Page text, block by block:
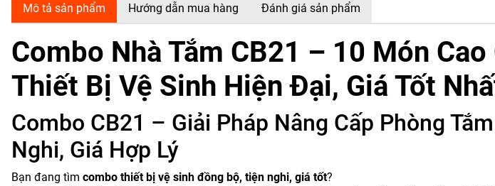
Mô tả sản phẩm Hướng dẫn mua hàng Đánh giá sản phẩm
Combo Nhà Tắm CB21 – 10 Món Cao
Thiết Bị Vệ Sinh Hiện Đại, Giá Tốt
Combo CB21 – Giải Pháp Nâng Cấp Phòng
Nghi, Giá Hợp Lý
Bạn đang tìm combo thiết bị vệ sinh đồng bộ, tiện nghi, giá tốt?